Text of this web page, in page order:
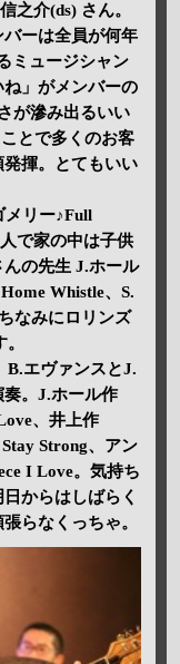
之介(ds) さん。
ーは全員が何年
ミュージシャン
」がメンバーの
が滲み出るいい
とで多くのお客
揮。とてもいい
リー♪Full
で家の中は子供
の先生 J.ホール
Whistle、S.
なみにロリンズ
エヴァンスとJ.
。J.ホール作
、井上作
Strong、アン
I Love。気持ち
からはしばらく
らなくっちゃ。